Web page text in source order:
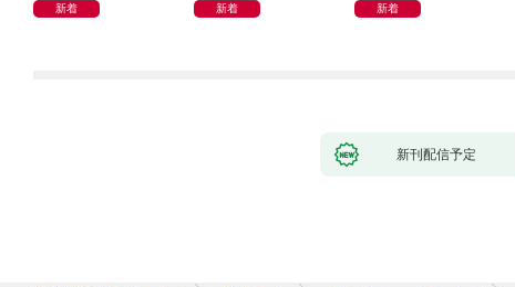
新着 新着 新着
新刊配信予定